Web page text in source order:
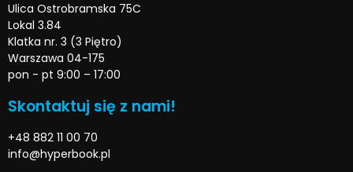
Ulica Ostrobramska 75C
Lokal 3.84
Klatka nr. 3 (3 Piętro)
Warszawa 04-175
pon - pt 9:00 – 17:00
Skontaktuj się z nami!
+48 882 11 00 70
info@hyperbook.pl